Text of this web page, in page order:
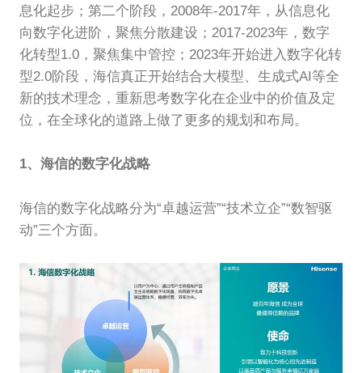
息化起步；第二个阶段，2008年-2017年，从信息化
向数字化进阶，聚焦分散建设；2017-2023年，数字
化转型1.0，聚焦集中管控；2023年开始进入数字化转
型2.0阶段，海信真正开始结合大模型、生成式AI等全
新的技术理念，重新思考数字化在企业中的价值及定
位，在全球化的道路上做了更多的规划和布局。
1、海信的数字化战略
海信的数字化战略分为“卓越运营”“技术立企”“数智驱
动”三个方面。